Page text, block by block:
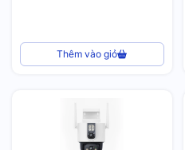
Thêm vào giỏ